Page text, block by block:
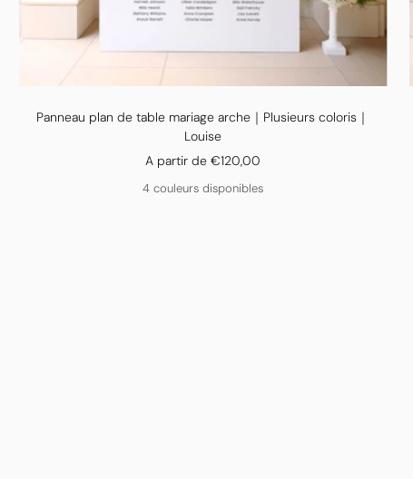
Panneau plan de table mariage arche｜Plusieurs coloris｜
Louise
Prix
de
A partir de €120,00
4 couleurs disponibles